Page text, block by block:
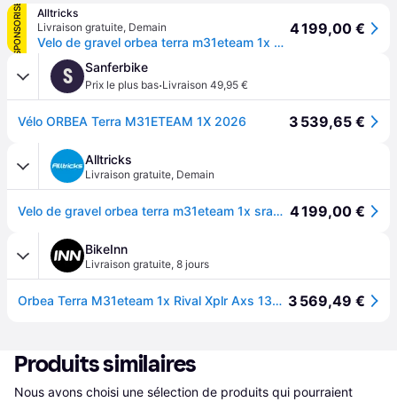
SPONSORISÉ
Alltricks
Livraison gratuite, Demain
Velo de gravel orbea terra m31eteam 1x sram rival xplr axs 13v 700 mm beige nickel marron met cinnamon 2026
4 199,00 €
S Sanferbike
Prix le plus bas·Livraison 49,95 €
Vélo ORBEA Terra M31ETEAM 1X 2026 3 539,65 €
Alltricks
Livraison gratuite, Demain
Velo de gravel orbea terra m31eteam 1x sram rival xplr axs 13v 700 mm beige nickel marron met cinnamon 2026 4 199,00 €
BikeInn
Livraison gratuite, 8 jours
Orbea Terra M31eteam 1x Rival Xplr Axs 13s 2026 Gravel Bike Beige XL 3 569,49 €
Produits similaires
Nous avons choisi une sélection de produits qui pourraient